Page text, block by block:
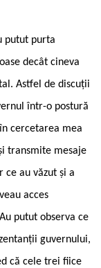
putut purta
decât cineva
Astfel de discuții
într-o postură
cercetarea mea
transmite mesaje
au văzut și a
acces
putut observa ce
guvernului,
că cele trei fiice